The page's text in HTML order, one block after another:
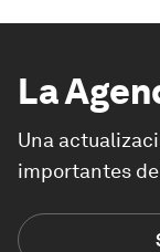
La
Una
importantes